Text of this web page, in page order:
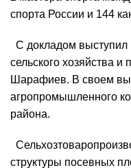
спорта России и 144
С докладом выступил
сельского хозяйства
Шарафиев. В своем
агропромышленного
района.
структуры посевных